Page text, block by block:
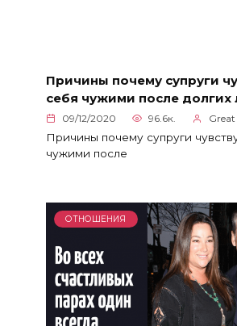
Причины почему супруги
себя чужими после долгих
09/12/2020 96.6к.
Причины почему супруги
чужими после
ОТНОШЕНИЯ